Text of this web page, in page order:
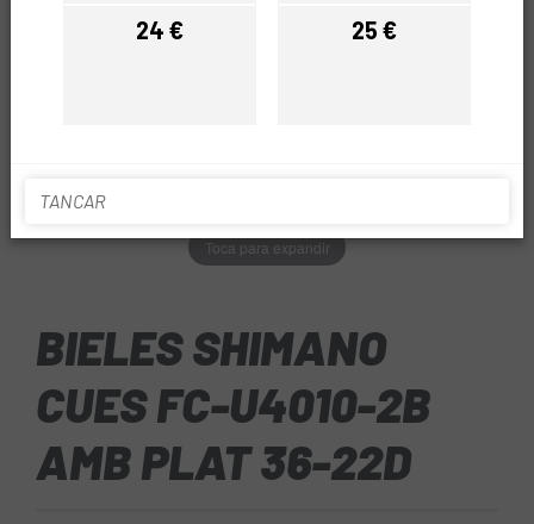
Toca para expandir
BIELES SHIMANO
CUES FC-U4010-2B
AMB PLAT 36-22D
Preu
24 € Preu
25 €
TANCAR